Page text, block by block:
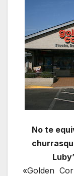
No te
«Golden